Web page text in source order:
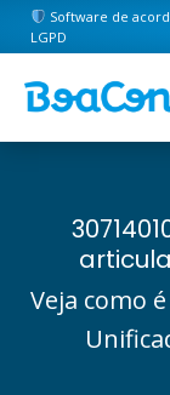
Software de
LGPD
Veja como